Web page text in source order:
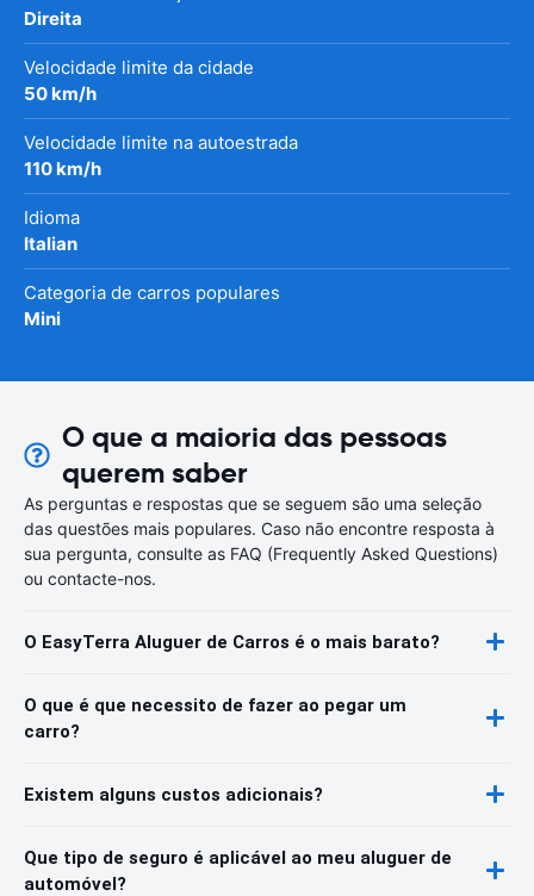
Direita
Velocidade limite da cidade
50 km/h
Velocidade limite na autoestrada
110 km/h
Idioma
Italian
Categoria de carros populares
Mini
O que a maioria das pessoas
querem saber
As perguntas e respostas que se seguem são uma seleção
das questões mais populares. Caso não encontre resposta à
sua pergunta, consulte as FAQ (Frequently Asked Questions)
ou contacte-nos.
O EasyTerra Aluguer de Carros é o mais barato?
O que é que necessito de fazer ao pegar um
carro?
Existem alguns custos adicionais?
Que tipo de seguro é aplicável ao meu aluguer de
automóvel?